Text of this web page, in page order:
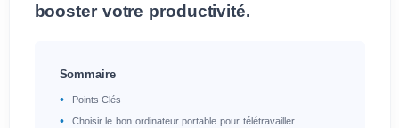
booster votre productivité.
Sommaire
Points Clés
Choisir le bon ordinateur portable pour télétravailler